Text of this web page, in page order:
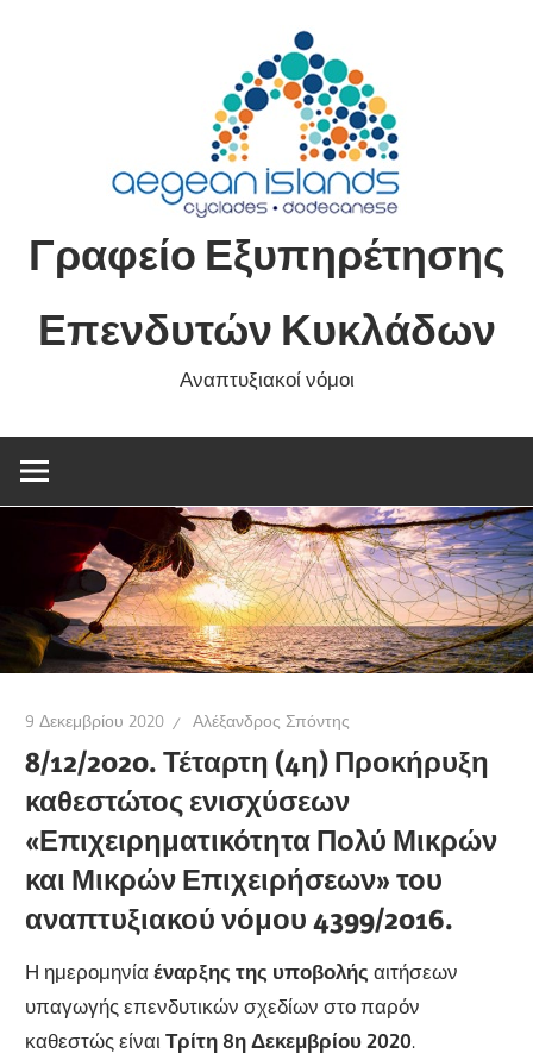
Γραφείο Εξυπηρέτησης
Επενδυτών Κυκλάδων
Αναπτυξιακοί νόμοι
9 Δεκεμβρίου 2020 Αλέξανδρος Σπόντης
8/12/2020. Τέταρτη (4η) Προκήρυξη
καθεστώτος ενισχύσεων
«Επιχειρηματικότητα Πολύ Μικρών
και Μικρών Επιχειρήσεων» του
αναπτυξιακού νόμου 4399/2016.
Η ημερομηνίαέναρξης της υποβολής αιτήσεων
υπαγωγής επενδυτικών σχεδίων στο παρόν
καθεστώς είναιΤρίτη 8η Δεκεμβρίου 2020.